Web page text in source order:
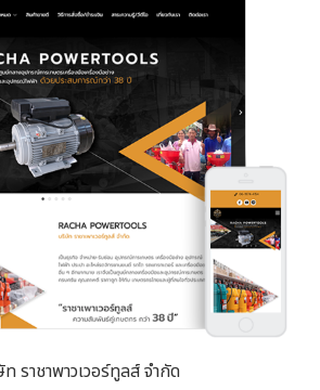
ราชาพาวเวอร์ทูลส์ จำกัด